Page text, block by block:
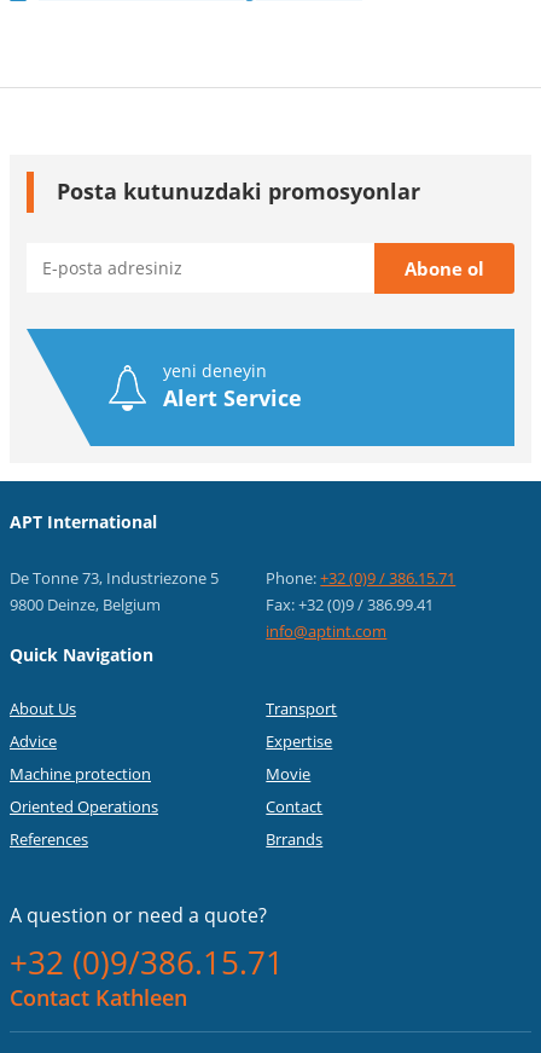
Posta kutunuzdaki promosyonlar
yeni deneyin
Alert Service
APT International
De Tonne 73, Industriezone 5
9800 Deinze, Belgium
Phone:+32 (0)9 / 386.15.71
Fax: +32 (0)9 / 386.99.41
info@aptint.com
Quick Navigation
About Us
Advice
Machine protection
Oriented Operations
References
Transport
Expertise
Movie
Contact
Brrands
A question or need a quote?
+32 (0)9/386.15.71
Contact Kathleen